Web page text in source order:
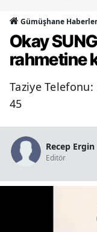
Gümüşhane
Okay
rahmetine
Taziye Telefonu:
45
Recep Ergin
Editör